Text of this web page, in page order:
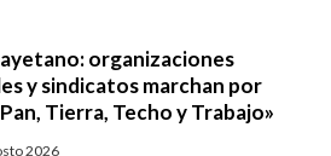
organizaciones
y sindicatos marchan por
Tierra, Techo y Trabajo»
2026